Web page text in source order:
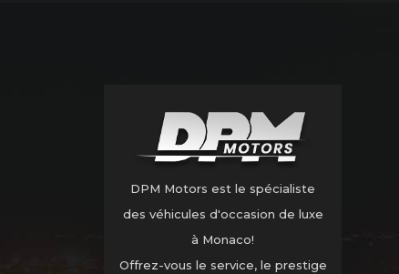
DPM Motors est le spécialiste
des véhicules d'occasion de luxe
à Monaco!
Offrez-vous le service, le prestige